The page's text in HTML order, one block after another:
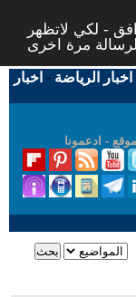
- لكي لاتظهر
اخبار الرياضة - اخبار
- ادعمونا